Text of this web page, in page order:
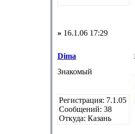
» 16.1.06 17:29
Dima
Знакомый
Регистрация: 7.1.05
Сообщений: 38
Откуда: Казань